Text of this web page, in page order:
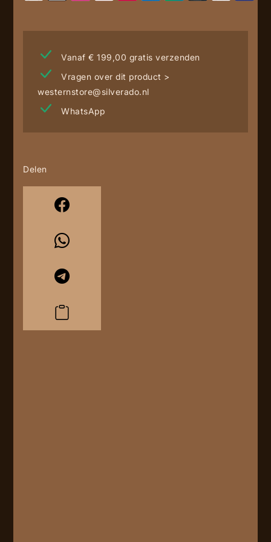
Vanaf € 199,00 gratis verzenden
Vragen over dit product >
westernstore@silverado.nl
WhatsApp
Delen